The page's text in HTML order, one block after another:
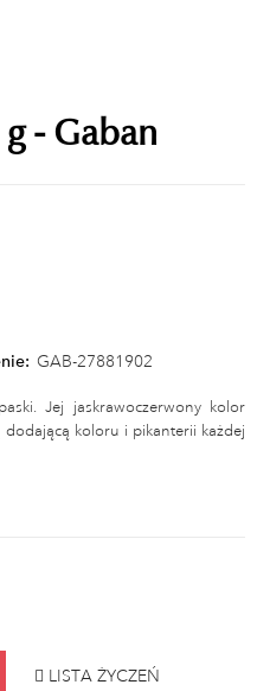
- Gaban
GAB-27881902
Jej jaskrawoczerwony kolor
dodającą koloru i pikanterii każdej
LISTA ŻYCZEŃ